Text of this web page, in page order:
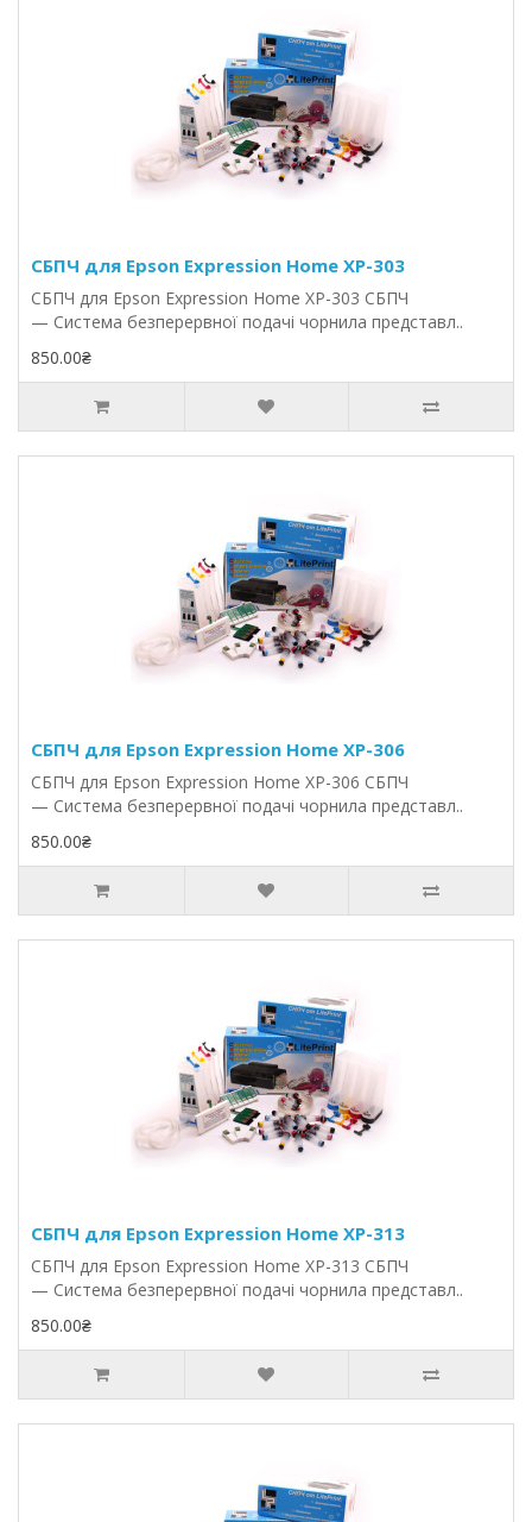
СБПЧ для Epson Expression Home XP-303
СБПЧ для Epson Expression Home XP-303 СБПЧ
— Система безперервної подачі чорнила представл..
850.00₴
СБПЧ для Epson Expression Home XP-306
СБПЧ для Epson Expression Home XP-306 СБПЧ
— Система безперервної подачі чорнила представл..
850.00₴
СБПЧ для Epson Expression Home XP-313
СБПЧ для Epson Expression Home XP-313 СБПЧ
— Система безперервної подачі чорнила представл..
850.00₴